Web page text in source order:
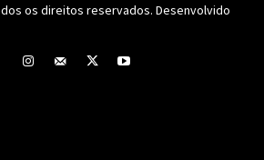
os direitos reservados. Desenvolvido